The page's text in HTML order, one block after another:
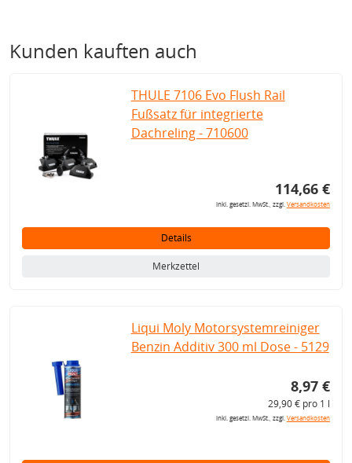
Kunden kauften auch
THULE 7106 Evo Flush Rail
Fußsatz für integrierte
Dachreling - 710600
114,66 €
inkl. gesetzl. MwSt., zzgl.Versandkosten
Details
Merkzettel
Liqui Moly Motorsystemreiniger
Benzin Additiv 300 ml Dose - 5129
8,97 €
29,90 € pro 1 l
inkl. gesetzl. MwSt., zzgl.Versandkosten